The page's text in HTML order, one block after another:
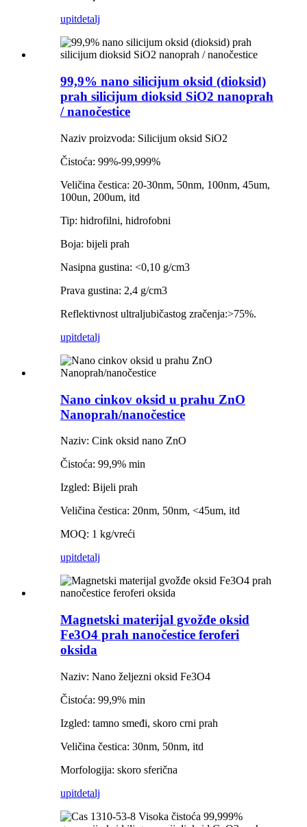
upitdetalj
99,9% nano silicijum oksid (dioksid)
prah silicijum dioksid SiO2 nanoprah
/ nanočestice
Naziv proizvoda: Silicijum oksid SiO2
Čistoća: 99%-99,999%
Veličina čestica: 20-30nm, 50nm, 100nm, 45um,
100un, 200um, itd
Tip: hidrofilni, hidrofobni
Boja: bijeli prah
Nasipna gustina: <0,10 g/cm3
Prava gustina: 2,4 g/cm3
Reflektivnost ultraljubičastog zračenja:>75%.
upitdetalj
Nano cinkov oksid u prahu ZnO
Nanoprah/nanočestice
Naziv: Cink oksid nano ZnO
Čistoća: 99,9% min
Izgled: Bijeli prah
Veličina čestica: 20nm, 50nm, <45um, itd
MOQ: 1 kg/vreći
upitdetalj
Magnetski materijal gvožđe oksid
Fe3O4 prah nanočestice feroferi
oksida
Naziv: Nano željezni oksid Fe3O4
Čistoća: 99,9% min
Izgled: tamno smeđi, skoro crni prah
Veličina čestica: 30nm, 50nm, itd
Morfologija: skoro sferična
upitdetalj